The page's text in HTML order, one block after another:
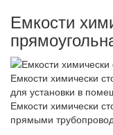
Емкости
Емкости химически
для установки в
Емкости химически
прямыми